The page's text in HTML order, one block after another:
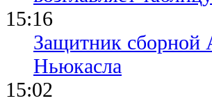
15:16
Защитник сборной
Ньюкасла
15:02